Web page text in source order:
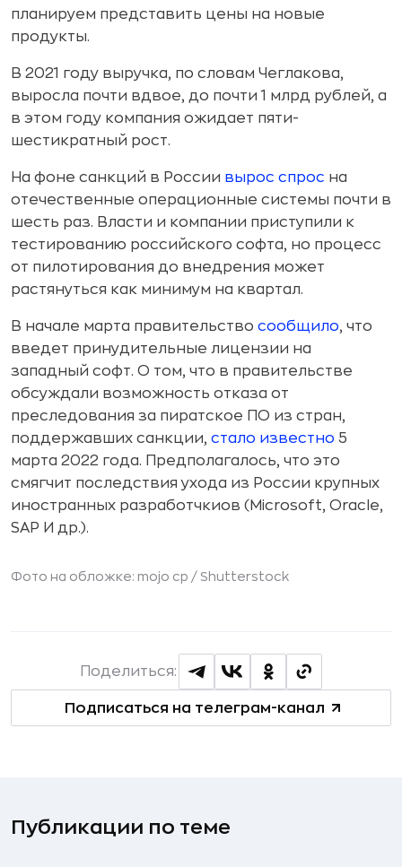
планируем представить цены на новые
продукты.
В 2021 году выручка, по словам Чеглакова,
выросла почти вдвое, до почти 1 млрд рублей, а
в этом году компания ожидает пяти-
шестикратный рост.
На фоне санкций в России вырос спрос на
отечественные операционные системы почти в
шесть раз. Власти и компании приступили к
тестированию российского софта, но процесс
от пилотирования до внедрения может
растянуться как минимум на квартал.
В начале марта правительство сообщило, что
введет принудительные лицензии на
западный софт. О том, что в правительстве
обсуждали возможность отказа от
преследования за пиратское ПО из стран,
поддержавших санкции, стало известно 5
марта 2022 года. Предполагалось, что это
смягчит последствия ухода из России крупных
иностранных разработчкиов (Microsoft, Oracle,
SAP И др.).
Фото на обложке: mojo cp / Shutterstock
Подписаться на телеграм-канал
Поделиться:
Публикации по теме